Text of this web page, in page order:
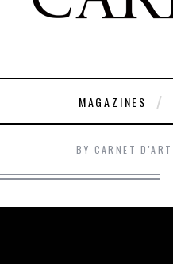
MAGAZINES
BY CARNET D'ART